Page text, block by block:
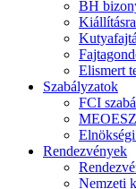
BH
Elismert
Szabályzatok
FCI
Rendezvények
Nemzeti